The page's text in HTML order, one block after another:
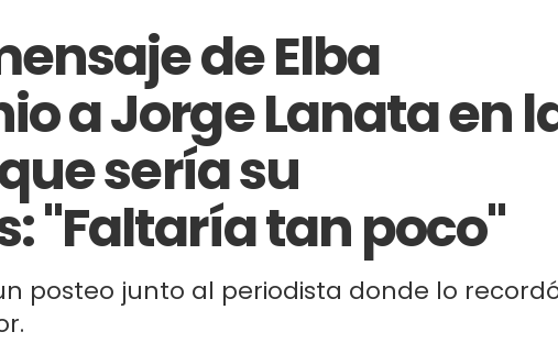
de Elba
a Jorge Lanata en
sería su
"Faltaría tan poco"
posteo junto al periodista donde lo